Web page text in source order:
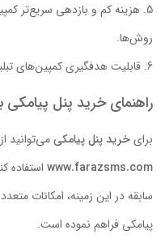
هزینه کم و بازدهی سریع‌تر
روش‌ها.
قابلیت هدفگیری کمپین‌های
راهنمای خرید پنل
برایخرید پنل پیامکیمی‌توانید
www.farazsms.com
سابقه در این زمینه، امکانات
پیامکی فراهم نموده است.